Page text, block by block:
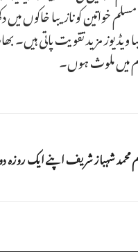
خواتین کو نازیبا خاکوں
ویڈیوز مزید تقویت پاتی
میں ملوث ہوں۔
محمد شہباز شریف اپنے ایک روزہ